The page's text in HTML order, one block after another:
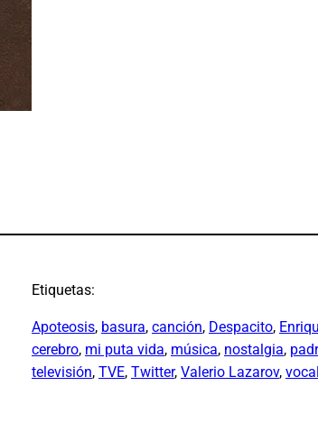
Etiquetas:
Apoteosis, basura, canción, Despacito,
cerebro, mi puta vida, música, nostalgia,
televisión, TVE, Twitter, Valerio Lazarov,